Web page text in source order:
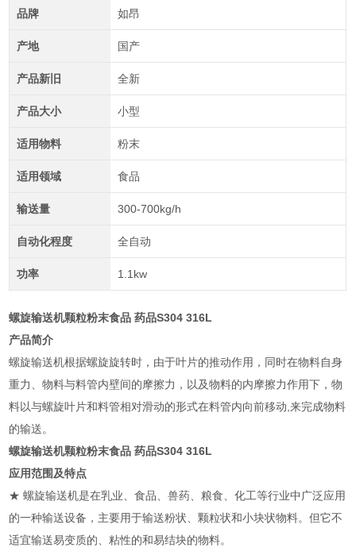
品牌 如昂
产地 国产
产品新旧 全新
产品大小 小型
适用物料 粉末
适用领域 食品
输送量 300-700kg/h
自动化程度 全自动
功率 1.1kw
螺旋输送机颗粒粉末食品 药品S304 316L
产品简介
螺旋输送机根据螺旋旋转时，由于叶片的推动作用，同时在物料自身
重力、物料与料管内壁间的摩擦力，以及物料的内摩擦力作用下，物
料以与螺旋叶片和料管相对滑动的形式在料管内向前移动,来完成物料
的输送。
螺旋输送机颗粒粉末食品 药品S304 316L
应用范围及特点
★ 螺旋输送机是在乳业、食品、兽药、粮食、化工等行业中广泛应用
的一种输送设备，主要用于输送粉状、颗粒状和小块状物料。但它不
适宜输送易变质的、粘性的和易结块的物料。